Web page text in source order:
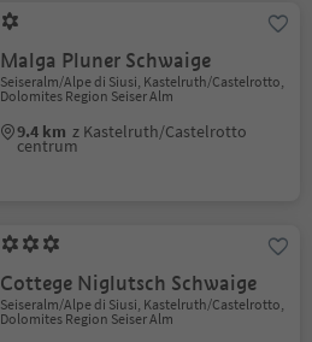
Malga Pluner Schwaige
Seiseralm/Alpe di Siusi, Kastelruth/Castelrotto,
Dolomites Region Seiser Alm
9.4 km z Kastelruth/Castelrotto
centrum
Cottege Niglutsch Schwaige
Seiseralm/Alpe di Siusi, Kastelruth/Castelrotto,
Dolomites Region Seiser Alm